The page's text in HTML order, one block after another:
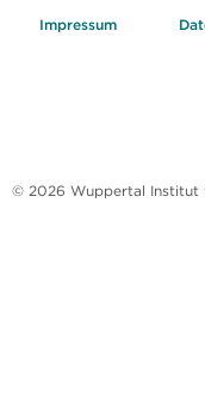
Impressum
© 2026 Wuppertal Institut